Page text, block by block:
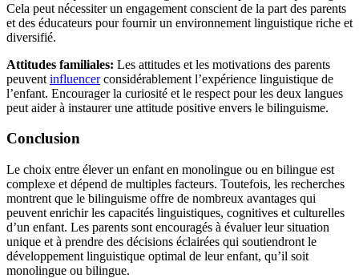
Cela peut nécessiter un engagement conscient de la part des parents
et des éducateurs pour fournir un environnement linguistique riche et
diversifié.
Attitudes familiales: Les attitudes et les motivations des parents
peuvent influencerconsidérablement l’expérience linguistique de
l’enfant. Encourager la curiosité et le respect pour les deux langues
peut aider à instaurer une attitude positive envers le bilinguisme.
Conclusion
Le choix entre élever un enfant en monolingue ou en bilingue est
complexe et dépend de multiples facteurs. Toutefois, les recherches
montrent que le bilinguisme offre de nombreux avantages qui
peuvent enrichir les capacités linguistiques, cognitives et culturelles
d’un enfant. Les parents sont encouragés à évaluer leur situation
unique et à prendre des décisions éclairées qui soutiendront le
développement linguistique optimal de leur enfant, qu’il soit
monolingue ou bilingue.